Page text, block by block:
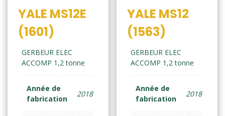
YALE MS12E
(1601)
GERBEUR ELEC
ACCOMP 1,2 tonne
Année de
fabrication
2018
YALE MS12
(1563)
GERBEUR ELEC
ACCOMP 1,2 tonne
Année de
fabrication
2018